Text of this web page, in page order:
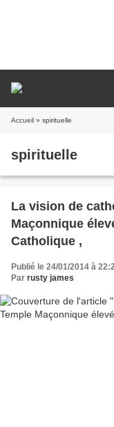
Accueil » spirituelle
spirituelle
La vision de catherine Emmerich :
Maçonnique
Catholique ,
Publié le 24/01/2014 à
Par rusty james